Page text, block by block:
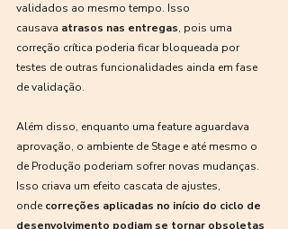
validados ao mesmo tempo. Isso
causava atrasos nas entregas, pois uma
correção crítica poderia ficar bloqueada por
testes de outras funcionalidades ainda em fase
de validação.
Além disso, enquanto uma feature aguardava
aprovação, o ambiente de Stage e até mesmo o
de Produção poderiam sofrer novas mudanças.
Isso criava um efeito cascata de ajustes,
onde correções aplicadas no início do ciclo de
desenvolvimento podiam se tornar obsoletas